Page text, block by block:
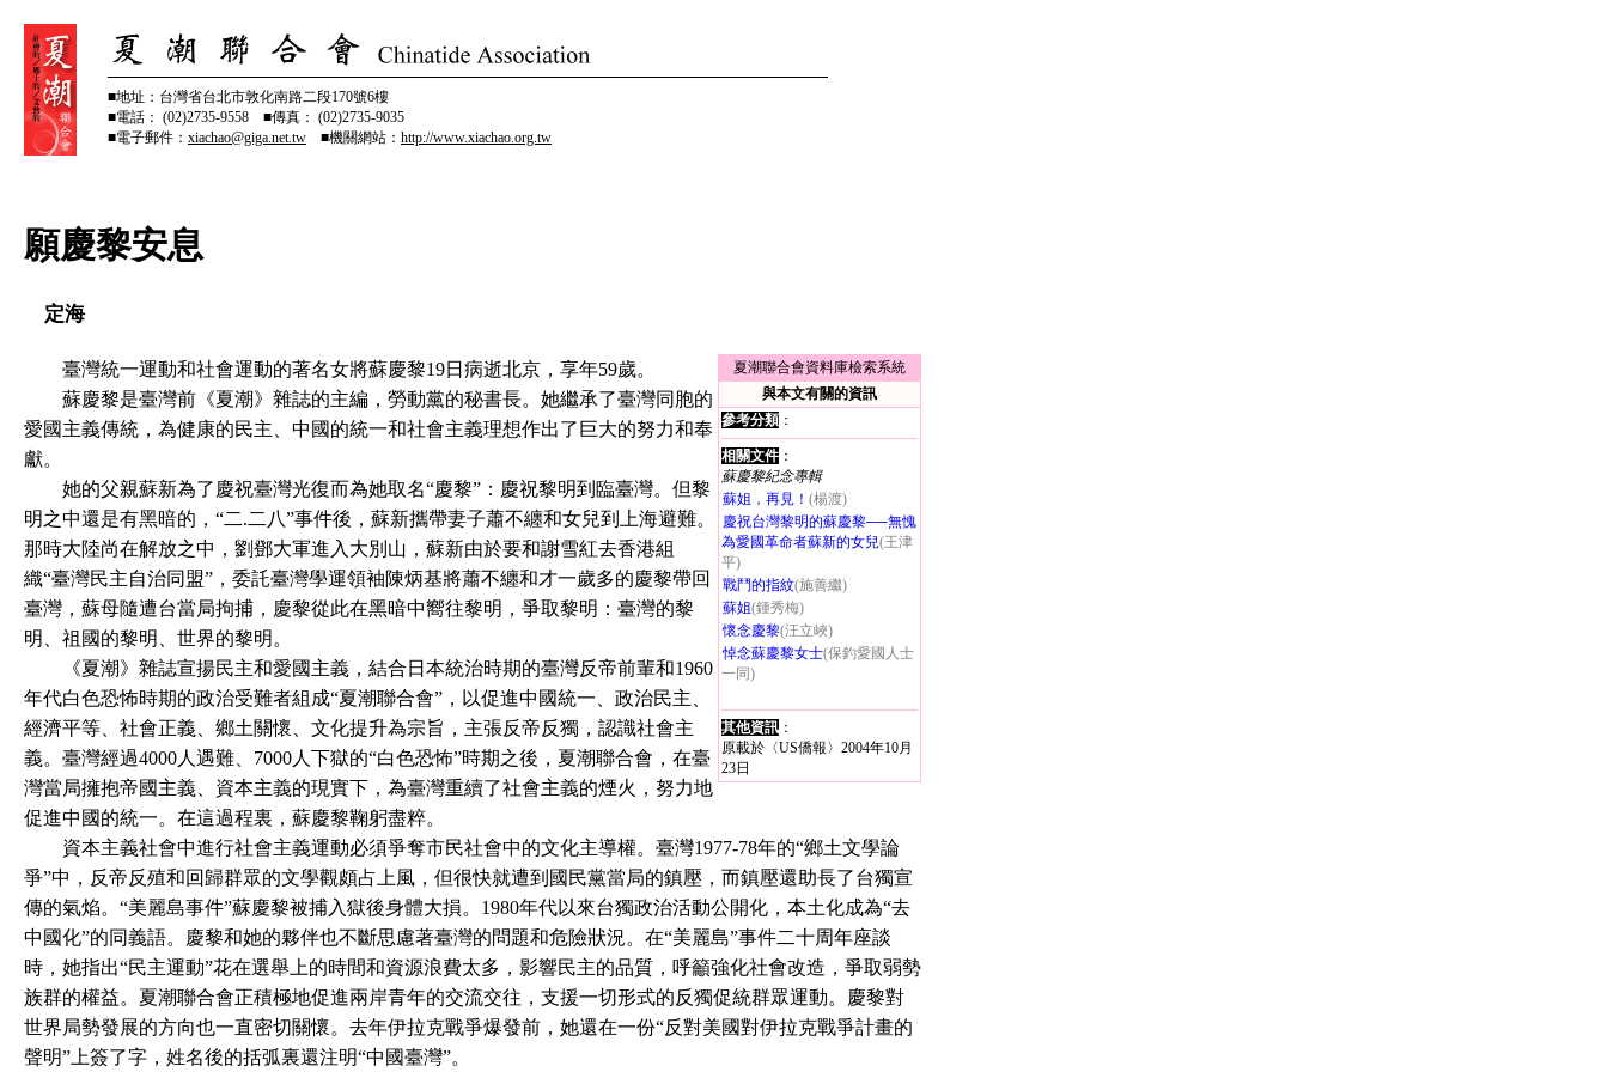
■地址：台灣省台北市敦化南路二段170號6樓
■電話： (02)2735-9558 ■傳真： (02)2735-9035
■電子郵件： xiachao@giga.net.tw ■機關網站： http://www.xiachao.org.tw
願慶黎安息
定海
夏潮聯合會資料庫檢索系統
與本文有關的資訊
參考分類 ：
相關文件 ：
蘇慶黎紀念專輯
蘇姐，再見！ (楊渡)
慶祝台灣黎明的蘇慶黎──無愧
為愛國革命者蘇新的女兒(王津
平)
戰鬥的指紋(施善繼)
蘇姐(鍾秀梅)
懷念慶黎(汪立峽)
悼念蘇慶黎女士(保釣愛國人士
一同)
其他資訊 ：
原載於〈US僑報〉2004年10月
23日
臺灣統一運動和社會運動的著名女將蘇慶黎19日病逝北京，享年59歲。
蘇慶黎是臺灣前《夏潮》雜誌的主編，勞動黨的秘書長。她繼承了臺灣同胞的
愛國主義傳統，為健康的民主、中國的統一和社會主義理想作出了巨大的努力和奉
獻。
她的父親蘇新為了慶祝臺灣光復而為她取名“慶黎”：慶祝黎明到臨臺灣。但黎
明之中還是有黑暗的，“二.二八”事件後，蘇新攜帶妻子蕭不纏和女兒到上海避難。
那時大陸尚在解放之中，劉鄧大軍進入大別山，蘇新由於要和謝雪紅去香港組
織“臺灣民主自治同盟”，委託臺灣學運領袖陳炳基將蕭不纏和才一歲多的慶黎帶回
臺灣，蘇母隨遭台當局拘捕，慶黎從此在黑暗中嚮往黎明，爭取黎明：臺灣的黎
明、祖國的黎明、世界的黎明。
《夏潮》雜誌宣揚民主和愛國主義，結合日本統治時期的臺灣反帝前輩和1960
年代白色恐怖時期的政治受難者組成“夏潮聯合會”，以促進中國統一、政治民主、
經濟平等、社會正義、鄉土關懷、文化提升為宗旨，主張反帝反獨，認識社會主
義。臺灣經過4000人遇難、7000人下獄的“白色恐怖”時期之後，夏潮聯合會，在臺
灣當局擁抱帝國主義、資本主義的現實下，為臺灣重續了社會主義的煙火，努力地
促進中國的統一。在這過程裏，蘇慶黎鞠躬盡粹。
資本主義社會中進行社會主義運動必須爭奪市民社會中的文化主導權。臺灣1977-78年的“鄉土文學論
爭”中，反帝反殖和回歸群眾的文學觀頗占上風，但很快就遭到國民黨當局的鎮壓，而鎮壓還助長了台獨宣
傳的氣焰。“美麗島事件”蘇慶黎被捕入獄後身體大損。1980年代以來台獨政治活動公開化，本土化成為“去
中國化”的同義語。慶黎和她的夥伴也不斷思慮著臺灣的問題和危險狀況。在“美麗島”事件二十周年座談
時，她指出“民主運動”花在選舉上的時間和資源浪費太多，影響民主的品質，呼籲強化社會改造，爭取弱勢
族群的權益。夏潮聯合會正積極地促進兩岸青年的交流交往，支援一切形式的反獨促統群眾運動。慶黎對
世界局勢發展的方向也一直密切關懷。去年伊拉克戰爭爆發前，她還在一份“反對美國對伊拉克戰爭計畫的
聲明”上簽了字，姓名後的括弧裏還注明“中國臺灣”。